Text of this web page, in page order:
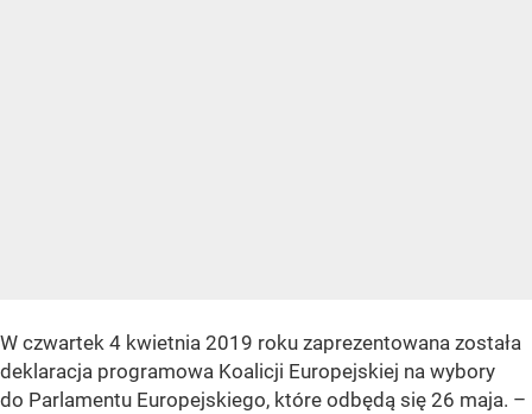
W czwartek 4 kwietnia 2019 roku zaprezentowana została
deklaracja programowa Koalicji Europejskiej na wybory
do Parlamentu Europejskiego, które odbędą się 26 maja. –